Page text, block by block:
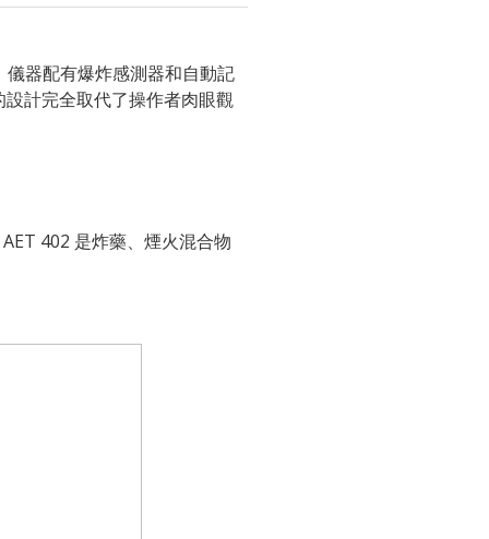
器配有爆炸感測器和自動記
計完全取代了操作者肉眼觀
402 是炸藥、煙火混合物